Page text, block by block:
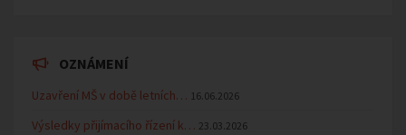
OZNÁMENÍ
Uzavření MŠ v době letních… 16.06.2026
Výsledky přijímacího řízení k… 23.03.2026